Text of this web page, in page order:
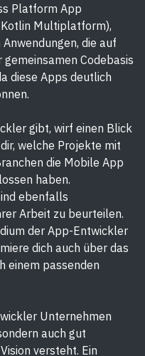
Platform App
Multiplatform),
die auf
Codebasis
diese Apps deutlich
gibt, wirf einen Blick
welche Projekte mit
die Mobile App
haben.
ebenfalls
Arbeit zu beurteilen.
der App-Entwickler
dich auch über das
einem passenden
Unternehmen
auch gut
versteht. Ein